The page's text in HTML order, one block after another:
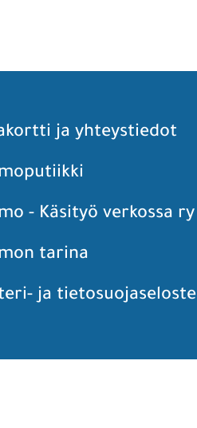
ja yhteystiedot
- Käsityö verkossa ry
tarina
ja tietosuojaseloste